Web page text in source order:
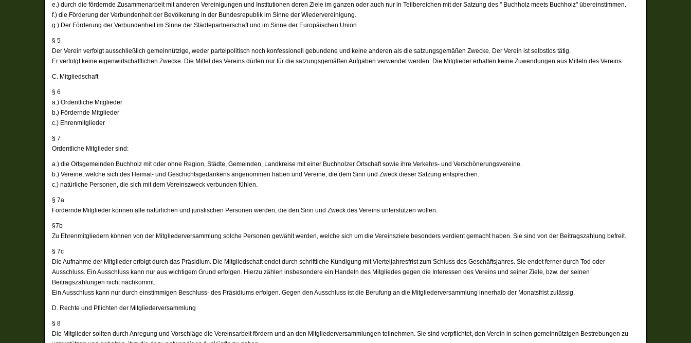
e.) durch die fördernde Zusammenarbeit mit anderen Vereinigungen und Institutionen deren Ziele im ganzen oder auch nur in Teilbereichen mit der Satzung des " Buchholz meets Buchholz" übereinstimmen.
f.) die Förderung der Verbundenheit der Bevölkerung in der Bundesrepublik im Sinne der Wiedervereinigung.
g.) Der Förderung der Verbundenheit im Sinne der Städtepartnerschaft und im Sinne der Europäischen Union
§ 5
Der Verein verfolgt ausschließlich gemeinnützige, weder parteipolitisch noch konfessionell gebundene und keine anderen als die satzungsgemäßen Zwecke. Der Verein ist selbstlos tätig.
Er verfolgt keine eigenwirtschaftlichen Zwecke. Die Mittel des Vereins dürfen nur für die satzungsgemäßen Aufgaben verwendet werden. Die Mitglieder erhalten keine Zuwendungen aus Mitteln des Vereins.
C. Mitgliedschaft
§ 6
a.) Ordentliche Mitglieder
b.) Fördernde Mitglieder
c.) Ehrenmitglieder
§ 7
Ordentliche Mitglieder sind:
a.) die Ortsgemeinden Buchholz mit oder ohne Region, Städte, Gemeinden, Landkreise mit einer Buchholzer Ortschaft sowie ihre Verkehrs- und Verschönerungsvereine.
b.) Vereine, welche sich des Heimat- und Geschichtsgedankens angenommen haben und Vereine, die dem Sinn und Zweck dieser Satzung entsprechen.
c.) natürliche Personen, die sich mit dem Vereinszweck verbunden fühlen.
§ 7a
Fördernde Mitglieder können alle natürlichen und juristischen Personen werden, die den Sinn und Zweck des Vereins unterstützen wollen.
§7b
Zu Ehrenmitgliedern können von der Mitgliederversammlung solche Personen gewählt werden, welche sich um die Vereinsziele besonders verdient gemacht haben. Sie sind von der Beitragszahlung befreit.
§ 7c
Die Aufnahme der Mitglieder erfolgt durch das Präsidium. Die Mitgliedschaft endet durch schriftliche Kündigung mit Vierteljahresfrist zum Schluss des Geschäftsjahres. Sie endet ferner durch Tod oder
Ausschluss. Ein Ausschluss kann nur aus wichtigem Grund erfolgen. Hierzu zählen insbesondere ein Handeln des Mitgliedes gegen die Interessen des Vereins und seiner Ziele, bzw. der seinen
Beitragszahlungen nicht nachkommt.
Ein Ausschluss kann nur durch einstimmigen Beschluss- des Präsidiums erfolgen. Gegen den Ausschluss ist die Berufung an die Mitgliederversammlung innerhalb der Monatsfrist zulässig.
D. Rechte und Pflichten der Mitgliederversammlung
§ 8
Die Mitglieder sollten durch Anregung und Vorschläge die Vereinsarbeit fördern und an den Mitgliederversammlungen teilnehmen. Sie sind verpflichtet, den Verein in seinen gemeinnützigen Bestrebungen zu